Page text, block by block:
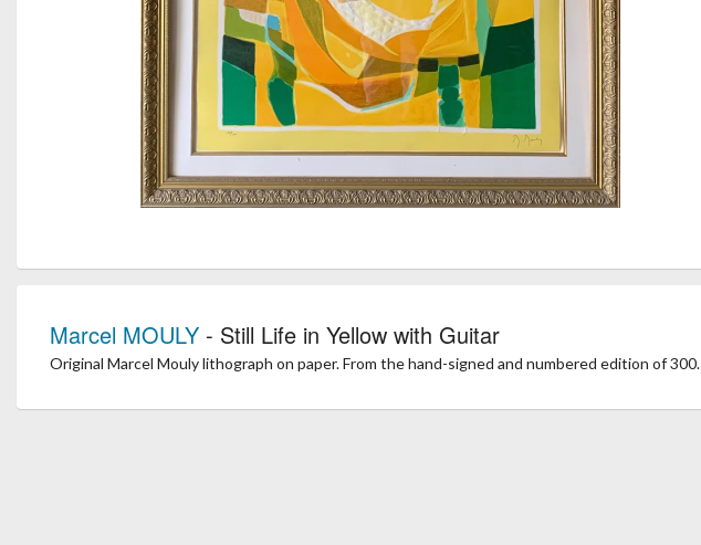
Marcel MOULY - Still Life in Yellow with Guitar
Original Marcel Mouly lithograph on paper. From the hand-signed and numbered edition of 300.